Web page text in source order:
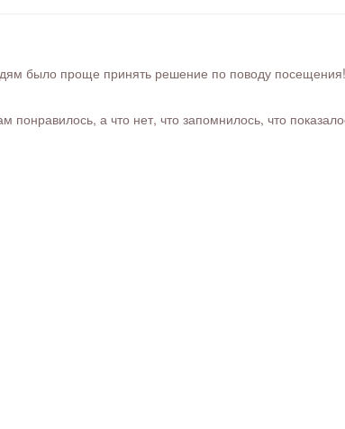
было проще принять решение по поводу посещения!
а что нет, что запомнилось, что